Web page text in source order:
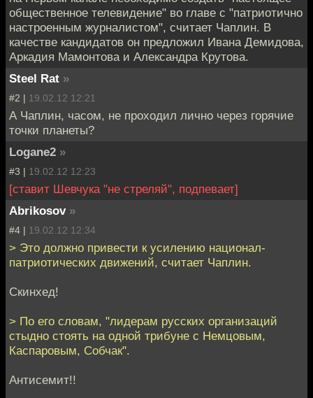
общественное телевидение" во главе с "патриотично
настроенным журналистом", считает Чаплин. В
качестве кандидатов он предложил Ивана Демидова,
Аркадия Мамонтова и Александра Крутова.
Steel Rat »
#2 | 19.02.12 12:21
А Чаплин, часом, не проходил лично через горячие
точки планеты?
Logane2 »
#3 | 19.02.12 12:23
[ставит Шевчука "не стреляй", подпевает]
Abrikosov »
#4 | 19.02.12 12:34
> Это должно привести к усилению национал-
патриотических движений, считает Чаплин.
Скинхед!
> По его словам, "лидерам русских организаций
стыдно стоять на одной трибуне с Немцовым,
Каспаровым, Собчак".
Антисемит!!